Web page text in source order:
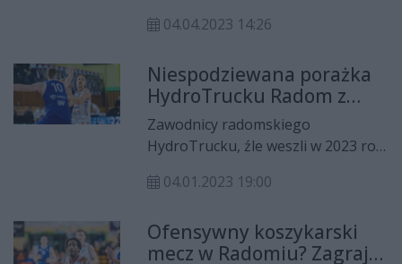
gości będzie to decydujący
czekającymi ich tuż po świętach
play-offami.
04.04.2023 14:26
Niespodziewana porażka
HydroTrucku Radom z
MKKS-em Koszalin
Zawodnicy radomskiego
HydroTrucku, źle weszli w 2023 rok
porażki w sezonie stracili punkty z
gospodarzy zabrakło Kaheema
Ransoma.
04.01.2023 19:00
Ofensywny koszykarski
mecz w Radomiu? Zagrają